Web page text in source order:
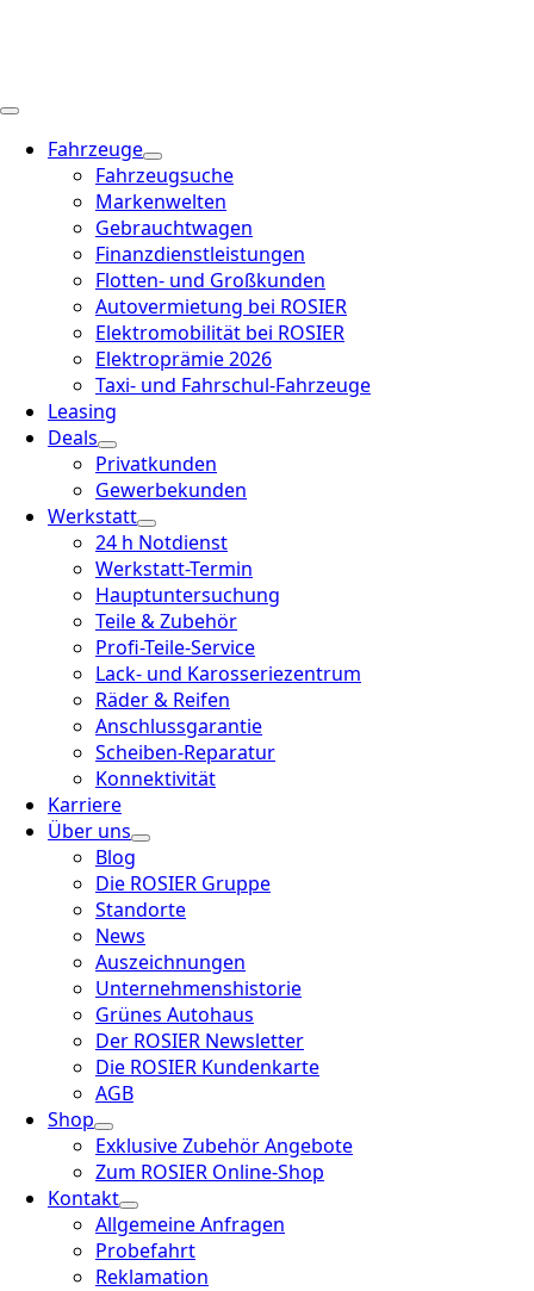
Fahrzeuge
Fahrzeugsuche
Markenwelten
Gebrauchtwagen
Finanzdienstleistungen
Flotten- und Großkunden
Autovermietung bei ROSIER
Elektromobilität bei ROSIER
Elektroprämie 2026
Taxi- und Fahrschul-Fahrzeuge
Leasing
Deals
Privatkunden
Gewerbekunden
Werkstatt
24 h Notdienst
Werkstatt-Termin
Hauptuntersuchung
Teile & Zubehör
Profi-Teile-Service
Lack- und Karosseriezentrum
Räder & Reifen
Anschlussgarantie
Scheiben-Reparatur
Konnektivität
Karriere
Über uns
Blog
Die ROSIER Gruppe
Standorte
News
Auszeichnungen
Unternehmenshistorie
Grünes Autohaus
Der ROSIER Newsletter
Die ROSIER Kundenkarte
AGB
Shop
Exklusive Zubehör Angebote
Zum ROSIER Online-Shop
Kontakt
Allgemeine Anfragen
Probefahrt
Reklamation